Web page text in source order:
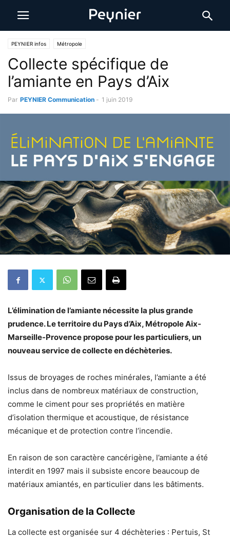
PEYNIER infos Métropole
Collecte spécifique de
l’amiante en Pays d’Aix
Par PEYNIER Communication - 1 juin 2019
L’élimination de l’amiante nécessite la plus grande
prudence. Le territoire du Pays d’Aix, Métropole Aix-
Marseille-Provence propose pour les particuliers, un
nouveau service de collecte en déchèteries.
Issus de broyages de roches minérales, l’amiante a été
inclus dans de nombreux matériaux de construction,
comme le ciment pour ses propriétés en matière
d’isolation thermique et acoustique, de résistance
mécanique et de protection contre l’incendie.
En raison de son caractère cancérigène, l’amiante a été
interdit en 1997 mais il subsiste encore beaucoup de
matériaux amiantés, en particulier dans les bâtiments.
Organisation de la Collecte
La collecte est organisée sur 4 déchèteries : Pertuis, St